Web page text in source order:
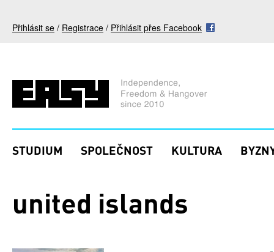
Přihlásit se / Registrace / Přihlásit přes Facebook
STUDIUM SPOLEČNOST KULTURA
united islands